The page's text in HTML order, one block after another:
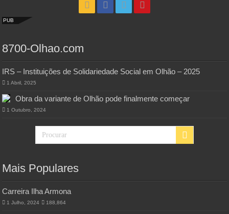
PUB
8700-Olhao.com
IRS – Instituições de Solidariedade Social em Olhão – 2025
1 Abril, 2025
Obra da variante de Olhão pode finalmente começar
1 Outubro, 2024
Mais Populares
Carreira Ilha Armona
1 Julho, 2024 188,864